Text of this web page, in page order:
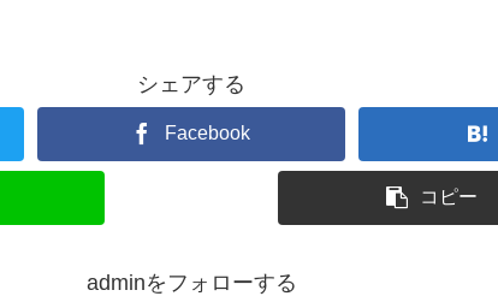
シェアする
Facebook
コピー
adminをフォローする